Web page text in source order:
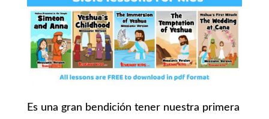
Es una gran bendición tener nuestra primera